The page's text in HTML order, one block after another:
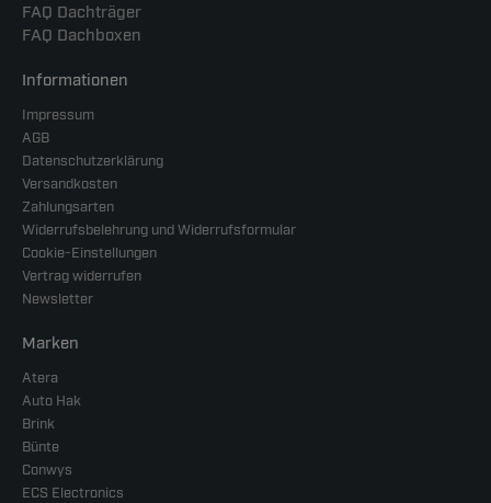
FAQ Dachträger
FAQ Dachboxen
Informationen
Impressum
AGB
Datenschutzerklärung
Versandkosten
Zahlungsarten
Widerrufsbelehrung und Widerrufsformular
Cookie-Einstellungen
Vertrag widerrufen
Newsletter
Marken
Atera
Auto Hak
Brink
Bünte
Conwys
ECS Electronics